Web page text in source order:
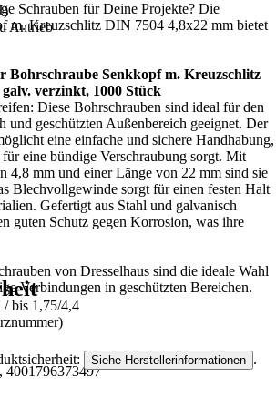
Antrieb
bis 1,75/4,4
4001796373497
Schrauben für Deine Projekte? Die
m. Kreuzschlitz DIN 7504 4,8x22 mm bietet
Bohrschraube Senkkopf m. Kreuzschlitz
verzinkt, 1000 Stück
Diese Bohrschrauben sind ideal für den
und geschützten Außenbereich geeignet. Der
eine einfache und sichere Handhabung,
eine bündige Verschraubung sorgt. Mit
4,8 mm und einer Länge von 22 mm sind sie
Blechvollgewinde sorgt für einen festen Halt
Gefertigt aus Stahl und galvanisch
guten Schutz gegen Korrosion, was ihre
von Dresselhaus sind die ideale Wahl
Verbindungen in geschützten Bereichen.
Siehe Herstellerinformationen .